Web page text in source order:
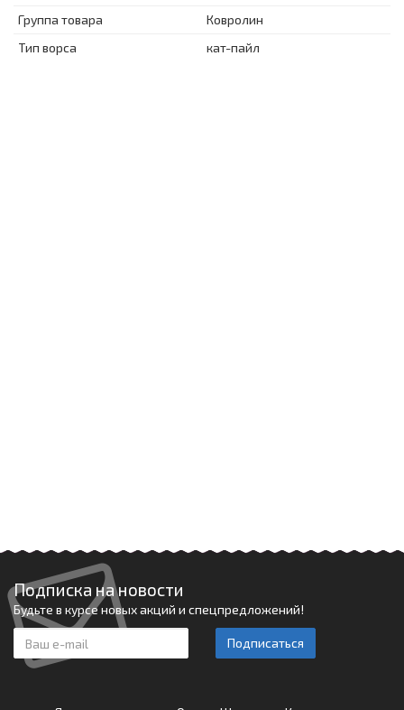
Группа товара
Ковролин
Тип ворса
кат-пайл
Подписка на новости
Будьте в курсе новых акций и спецпредложений!
Подписаться